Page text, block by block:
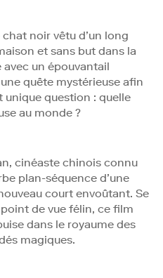
noir vêtu d’un long
et sans but dans la
un épouvantail
quête mystérieuse afin
unique question : quelle
au monde ?
cinéaste chinois connu
plan-séquence d’une
court envoûtant. Se
de vue félin, ce film
dans le royaume des
magiques.